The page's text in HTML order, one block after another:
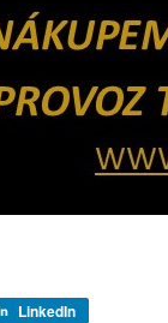
LinkedIn